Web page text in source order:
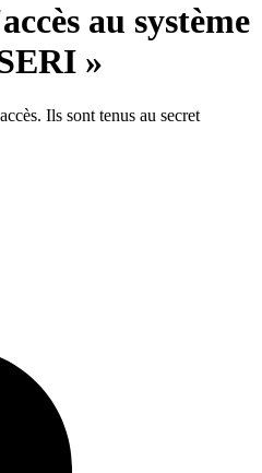
au système
»
Ils sont tenus au secret